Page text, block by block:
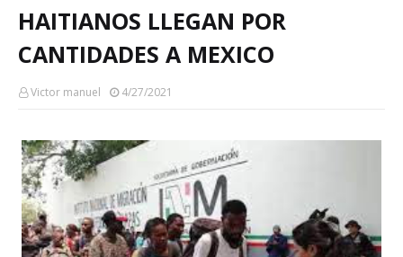
HAITIANOS LLEGAN POR
CANTIDADES A MEXICO
Victor manuel 4/27/2021